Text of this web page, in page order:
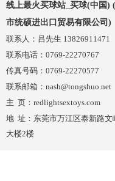
线上最火买球站_买球(中国)
市统硕进出口贸易有限公司)
联系人：吕先生 13826911471
联系电话：0769-22270767
传真号码：0769-22270577
联系邮箱：nash@tongshuo.net
主 页：redlightsextoys.com
地 址： 东莞市万江区泰新路文
大楼2楼